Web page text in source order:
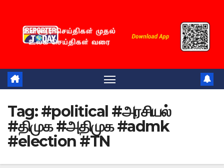
content
Tag:#political #அரசியல்
#திமுக #அதிமுக #admk
#election #TN